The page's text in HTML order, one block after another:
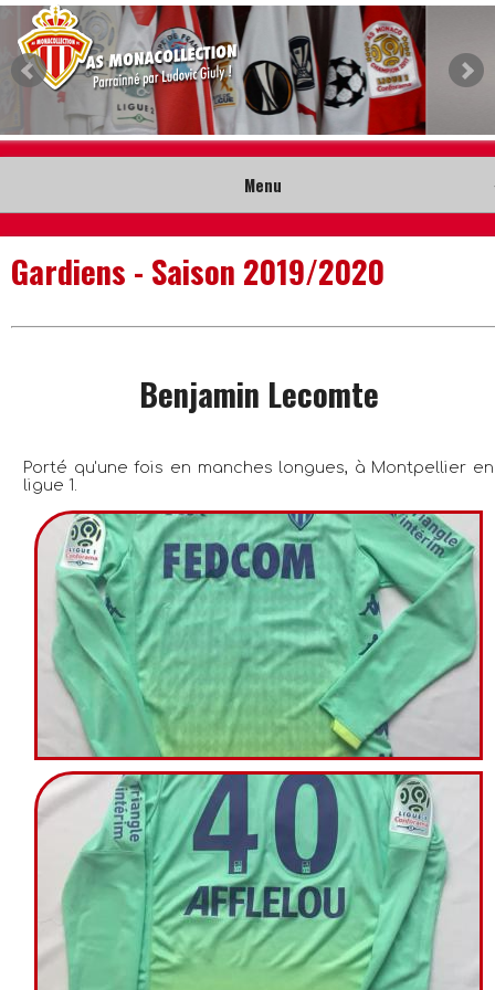
Menu
Accueil
Contact
Gardiens - Saison 2019/2020
Benjamin Lecomte
Porté qu'une fois en manches longues, à Montpellier en
ligue 1.